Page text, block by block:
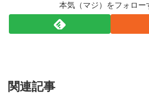
本気（マジ）をフォロー
関連記事